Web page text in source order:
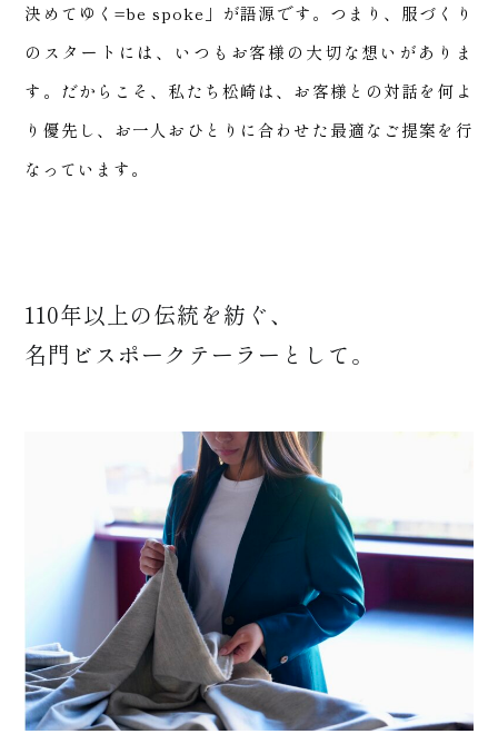
松崎
につ
いて
決めてゆく=be spoke」が語源です。つまり、服づくり
のスタートには、いつもお客様の大切な想いがありま
す。だからこそ、私たち松崎は、お客様との対話を何よ
り優先し、お一人おひとりに合わせた最適なご提案を行
なっています。
110年以上の伝統を紡ぐ、
名門ビスポークテーラーとして。